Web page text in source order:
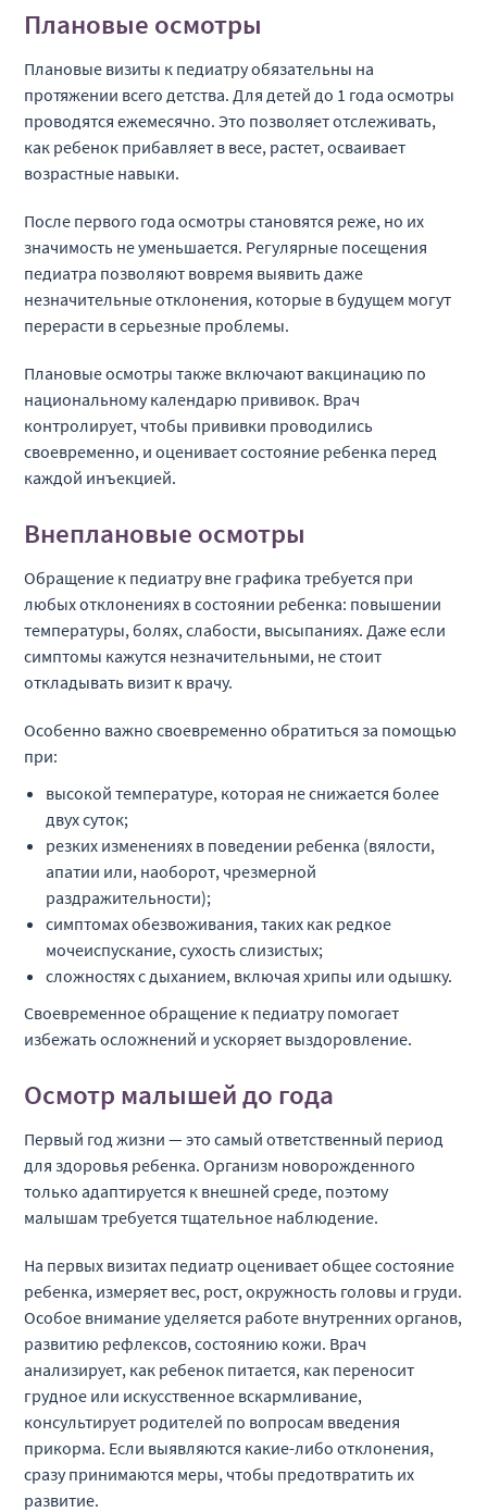
Плановые осмотры
Плановые визиты к педиатру обязательны на
протяжении всего детства. Для детей до 1 года осмотры
проводятся ежемесячно. Это позволяет отслеживать,
как ребенок прибавляет в весе, растет, осваивает
возрастные навыки.
После первого года осмотры становятся реже, но их
значимость не уменьшается. Регулярные посещения
педиатра позволяют вовремя выявить даже
незначительные отклонения, которые в будущем могут
перерасти в серьезные проблемы.
Плановые осмотры также включают вакцинацию по
национальному календарю прививок. Врач
контролирует, чтобы прививки проводились
своевременно, и оценивает состояние ребенка перед
каждой инъекцией.
Внеплановые осмотры
Обращение к педиатру вне графика требуется при
любых отклонениях в состоянии ребенка: повышении
температуры, болях, слабости, высыпаниях. Даже если
симптомы кажутся незначительными, не стоит
откладывать визит к врачу.
Особенно важно своевременно обратиться за помощью
при:
высокой температуре, которая не снижается более
двух суток;
резких изменениях в поведении ребенка (вялости,
апатии или, наоборот, чрезмерной
раздражительности);
симптомах обезвоживания, таких как редкое
мочеиспускание, сухость слизистых;
сложностях с дыханием, включая хрипы или одышку.
Своевременное обращение к педиатру помогает
избежать осложнений и ускоряет выздоровление.
Осмотр малышей до года
Первый год жизни — это самый ответственный период
для здоровья ребенка. Организм новорожденного
только адаптируется к внешней среде, поэтому
малышам требуется тщательное наблюдение.
На первых визитах педиатр оценивает общее состояние
ребенка, измеряет вес, рост, окружность головы и груди.
Особое внимание уделяется работе внутренних органов,
развитию рефлексов, состоянию кожи. Врач
анализирует, как ребенок питается, как переносит
грудное или искусственное вскармливание,
консультирует родителей по вопросам введения
прикорма. Если выявляются какие-либо отклонения,
сразу принимаются меры, чтобы предотвратить их
развитие.